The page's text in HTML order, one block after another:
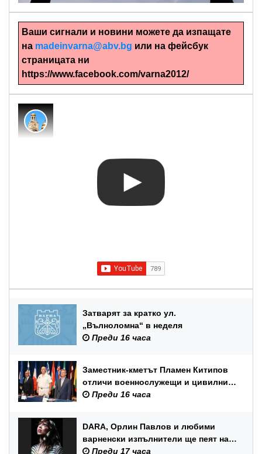
Ваши сигнали и новини можете да изпащате
на madeinvarna@abv.bg или на фейсбук
страницата ни
https://www.facebook.com/varna2012/
Затварят за кратко ул.
„Вълноломна“ в неделя
Преди 16 часа
Заместник-кметът Пламен Китипов
отличи военнослужещи и цивилни
служители по повод Празника на
Преди 16 часа
DARA, Орлин Павлов и любими
варненски изпълнители ще пеят на
празника на Варна
Преди 17 часа